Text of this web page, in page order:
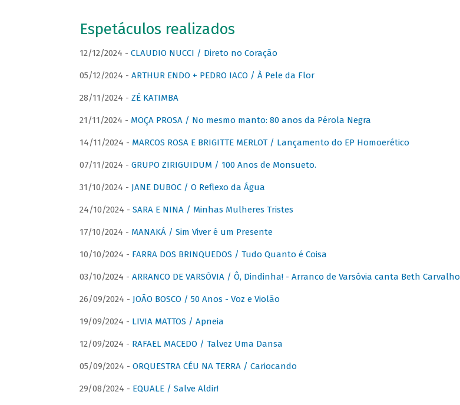
Espetáculos realizados
12/12/2024 - CLAUDIO NUCCI / Direto no Coração
05/12/2024 - ARTHUR ENDO + PEDRO IACO / À Pele da Flor
28/11/2024 - ZÉ KATIMBA
21/11/2024 - MOÇA PROSA / No mesmo manto: 80 anos da Pérola Negra
14/11/2024 - MARCOS ROSA E BRIGITTE MERLOT / Lançamento do EP Homoerético
07/11/2024 - GRUPO ZIRIGUIDUM / 100 Anos de Monsueto.
31/10/2024 - JANE DUBOC / O Reflexo da Água
24/10/2024 - SARA E NINA / Minhas Mulheres Tristes
17/10/2024 - MANAKÁ / Sim Viver é um Presente
10/10/2024 - FARRA DOS BRINQUEDOS / Tudo Quanto é Coisa
03/10/2024 - ARRANCO DE VARSÓVIA / Ô, Dindinha! - Arranco de Varsóvia canta Beth Carvalho
26/09/2024 - JOÃO BOSCO / 50 Anos - Voz e Violão
19/09/2024 - LIVIA MATTOS / Apneia
12/09/2024 - RAFAEL MACEDO / Talvez Uma Dansa
05/09/2024 - ORQUESTRA CÉU NA TERRA / Cariocando
29/08/2024 - EQUALE / Salve Aldir!